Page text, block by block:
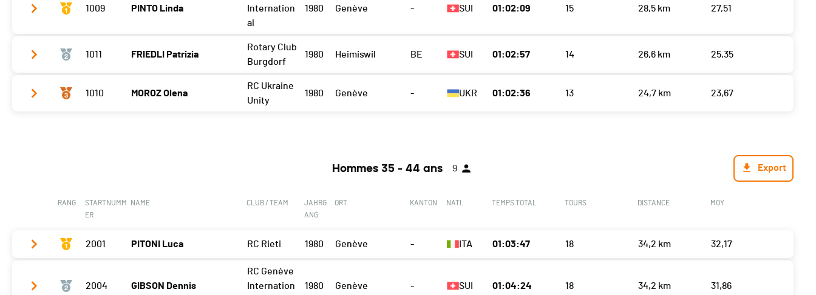
1009 PINTO Linda
Internation
al
1980 Genève - SUI 01:02:09 15 28,5 km 27,51
Meilleur tour 04'01 (2)
1011 FRIEDLI Patrizia
Rotary Club
Burgdorf
1980 Heimiswil BE SUI 01:02:57 14 26,6 km 25,35
Meilleur tour 04'15 (1)
1010 MOROZ Olena
RC Ukraine
Unity
1980 Genève - UKR 01:02:36 13 24,7 km 23,67
Hommes 35 - 44 ans 9 Export
RANG
STARTNUMM
ER
NAME CLUB / TEAM
JAHRG
ANG
ORT KANTON NATI. TEMPS TOTAL TOURS DISTANCE MOY
2001 PITONI Luca RC Rieti 1980 Genève - ITA 01:03:47 18 34,2 km 32,17
Meilleur tour
2004 GIBSON Dennis
RC Genève
Internation
1980 Genève - SUI 01:04:24 18 34,2 km 31,86